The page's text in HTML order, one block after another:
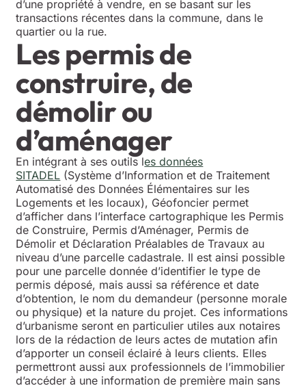
d’une propriété à vendre, en se basant sur les
transactions récentes dans la commune, dans le
quartier ou la rue.
Les permis de
construire, de
démolir ou
d’aménager
En intégrant à ses outils les données
SITADEL (Système d’Information et de Traitement
Automatisé des Données Élémentaires sur les
Logements et les locaux), Géofoncier permet
d’afficher dans l’interface cartographique les Permis
de Construire, Permis d’Aménager, Permis de
Démolir et Déclaration Préalables de Travaux au
niveau d’une parcelle cadastrale. Il est ainsi possible
pour une parcelle donnée d’identifier le type de
permis déposé, mais aussi sa référence et date
d’obtention, le nom du demandeur (personne morale
ou physique) et la nature du projet. Ces informations
d’urbanisme seront en particulier utiles aux notaires
lors de la rédaction de leurs actes de mutation afin
d’apporter un conseil éclairé à leurs clients. Elles
permettront aussi aux professionnels de l’immobilier
d’accéder à une information de première main sans